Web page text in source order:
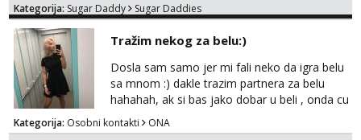
kosu - se dobro ljubiš - si fleksibilna s
dostupna radnim danom (vikendi i noći su za
obitelj) - vodiš brigu o zdravlju i koristiš
zaštitu Ne javljajte se: - debele - frajeri i
paro...
Kategorija: Sugar Daddy Sugar Daddies
Tražim nekog za belu:)
Dosla sam samo jer mi fali neko da igra belu
sa mnom :) dakle trazim partnera za belu
hahahah, ak si bas jako dobar u beli , onda cu
razmislit za dalje Klikni na link ispod i nadji me
tamo, cekam te!
Kategorija: Osobni kontakti ONA